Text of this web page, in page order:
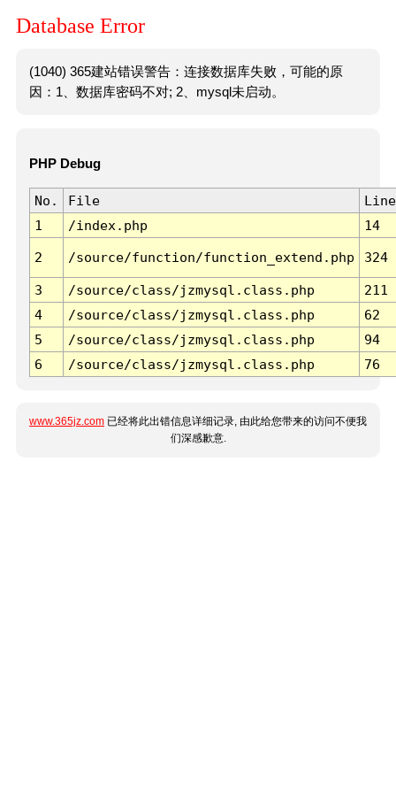
Database Error
(1040) 365建站错误警告：连接数据库失败，可能的原
因：1、数据库密码不对; 2、mysql未启动。
PHP Debug
No. File
Line
1
/index.php 14
2 /source/function/function_extend.php 324
3 /source/class/jzmysql.class.php
211
4
/source/class/jzmysql.class.php
62
5
/source/class/jzmysql.class.php
94
6
/source/class/jzmysql.class.php 76
www.365jz.com 已经将此出错信息详细记录, 由此给您带来的访问不便我
们深感歉意.